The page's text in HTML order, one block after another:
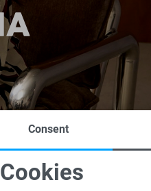
Noodzakelijke cookies
Consent
Cookies